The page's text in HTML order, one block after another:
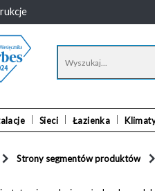
Sieci Łazienka
Strony segmentów produktów